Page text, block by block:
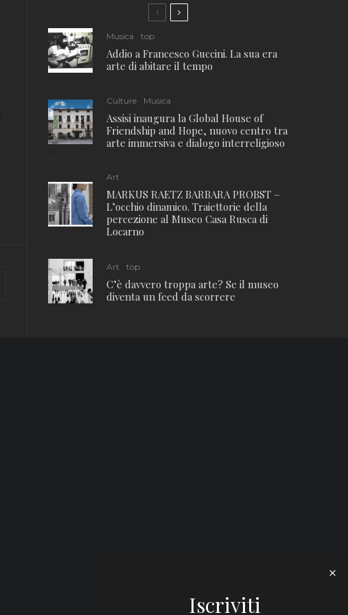
Musica top
Addio a Francesco Guccini. La sua era
arte di abitare il tempo
Culture Musica
Assisi inaugura la Global House of
Friendship and Hope, nuovo centro tra
arte immersiva e dialogo interreligioso
Art
MARKUS RAETZ BARBARA PROBST –
L’occhio dinamico. Traiettorie della
percezione al Museo Casa Rusca di
Locarno
Art top
C’è davvero troppa arte? Se il museo
diventa un feed da scorrere
Iscriviti